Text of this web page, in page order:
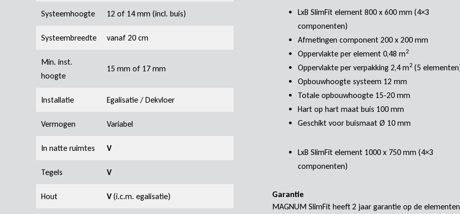
Systeemhoogte 12 of 14 mm (incl. buis)
Systeembreedte vanaf 20 cm
Min. inst.
hoogte
15 mm of 17 mm
Installatie Egalisatie / Dekvloer
Vermogen Variabel
In natte ruimtes V
Tegels V
Hout V(i.c.m. egalisatie)
LxB SlimFit element 800 x 600 mm (4×3
componenten)
Afmetingen component 200 x 200 mm
Oppervlakte per element 0,48 m2
Oppervlakte per verpakking 2,4 m2 (5
Opbouwhoogte systeem 12 mm
Totale opbouwhoogte 15-20 mm
Hart op hart maat buis 100 mm
Geschikt voor buismaat Ø 10 mm
LxB SlimFit element 1000 x 750 mm (4×3
componenten)
Garantie
MAGNUM SlimFit heeft 2 jaar garantie op de